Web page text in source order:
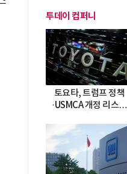
투데이 컴퍼니
토요타, 트럼프 정책
·USMCA 개정 리스크